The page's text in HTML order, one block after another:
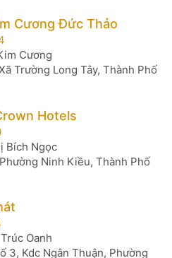
Cương Đức Thảo
Cương
Trường Long Tây, Thành Phố
Hotels
Bích Ngọc
Ninh Kiều, Thành Phố
Oanh
3, Kdc Ngân Thuận, Phường